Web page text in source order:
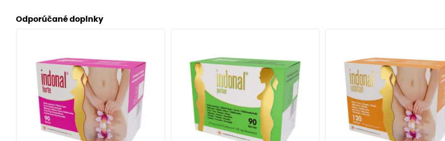
Odporúčané doplnky